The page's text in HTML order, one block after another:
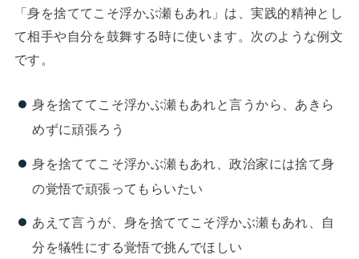
「身を捨ててこそ浮かぶ瀬もあれ」は、実践的精神とし
て相手や自分を鼓舞する時に使います。次のような例文
です。
身を捨ててこそ浮かぶ瀬もあれと言うから、あきら
めずに頑張ろう
身を捨ててこそ浮かぶ瀬もあれ、政治家には捨て身
の覚悟で頑張ってもらいたい
あえて言うが、身を捨ててこそ浮かぶ瀬もあれ、自
分を犠牲にする覚悟で挑んでほしい